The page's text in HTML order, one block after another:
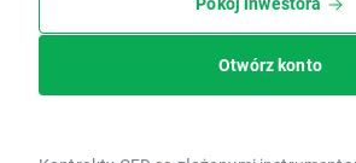
Otwórz konto